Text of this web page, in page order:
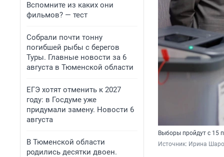
Вспомните из каких они
фильмов? — тест
Собрали почти тонну
погибшей рыбы с берегов
Туры. Главные новости за 6
августа в Тюменской области
ЕГЭ хотят отменить к 2027
году: в Госдуме уже
придумали замену. Новости 6
августа
В Тюменской области
родились десятки двоен.
Выборы пройдут с 15
Источник: Ирина